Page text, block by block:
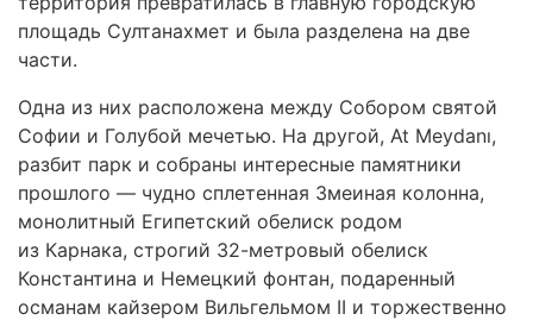
площадь Султанахмет и была разделена на две
части.
Одна из них расположена между Собором святой
Софии и Голубой мечетью. На другой, At Meydanı,
разбит парк и собраны интересные памятники
прошлого — чудно сплетенная Змеиная колонна,
монолитный Египетский обелиск родом
из Карнака, строгий 32-метровый обелиск
Константина и Немецкий фонтан, подаренный
османам кайзером Вильгельмом II и торжественно